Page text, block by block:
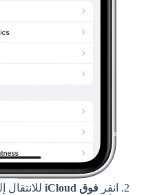
انقر فوق iCloud